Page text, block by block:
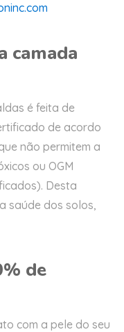
camada
é feita de
de acordo
não permitem a
ou OGM
Desta
saúde dos solos,
de
com a pele do seu